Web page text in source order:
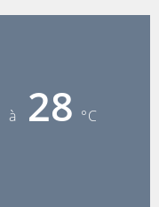
à 28 °C